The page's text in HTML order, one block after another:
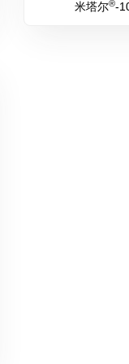
米塔尔®-